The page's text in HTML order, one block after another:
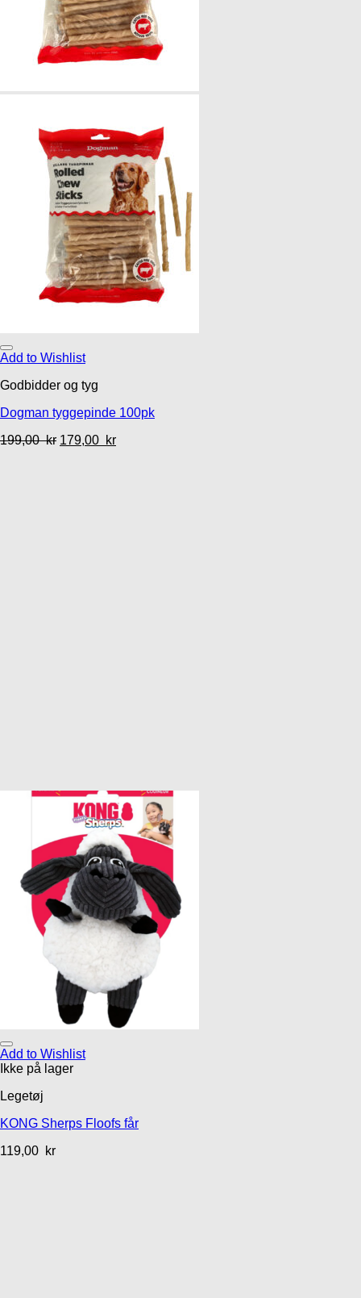
Add to Wishlist
Godbidder og tyg
Dogman tyggepinde 100pk
199,00kr 179,00 kr
Add to Wishlist
Ikke på lager
Legetøj
KONG Sherps Floofs får
119,00 kr